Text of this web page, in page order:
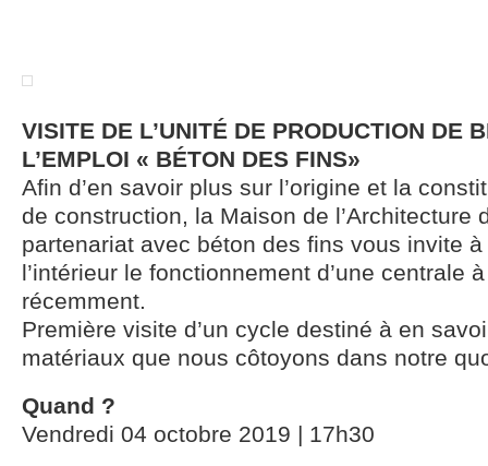
VISITE DE L’UNITÉ DE PRODUCTION DE
L’EMPLOI « BÉTON DES FINS»
Afin d’en savoir plus sur l’origine et la
de construction, la Maison de l’Architecture
partenariat avec béton des fins vous invite
l’intérieur le fonctionnement d’une centrale
récemment.
Première visite d’un cycle destiné à en
matériaux que nous côtoyons dans notre
Quand ?
Vendredi 04 octobre 2019 | 17h30